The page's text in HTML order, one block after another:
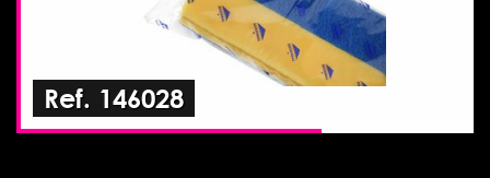
Ref. 146028